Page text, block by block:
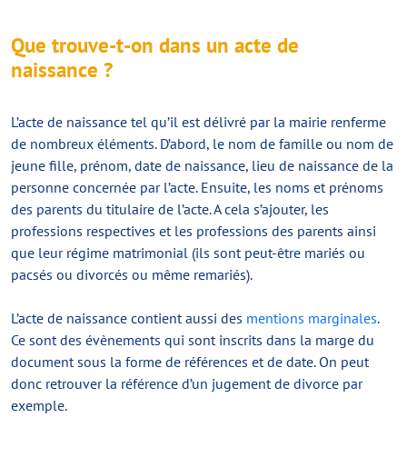
Que trouve-t-on dans un acte de
naissance ?
L’acte de naissance tel qu’il est délivré par la mairie renferme
de nombreux éléments. D’abord, le nom de famille ou nom de
jeune fille, prénom, date de naissance, lieu de naissance de la
personne concernée par l’acte. Ensuite, les noms et prénoms
des parents du titulaire de l’acte. A cela s’ajouter, les
professions respectives et les professions des parents ainsi
que leur régime matrimonial (ils sont peut-être mariés ou
pacsés ou divorcés ou même remariés).
L’acte de naissance contient aussi des mentions marginales.
Ce sont des évènements qui sont inscrits dans la marge du
document sous la forme de références et de date. On peut
donc retrouver la référence d’un jugement de divorce par
exemple.